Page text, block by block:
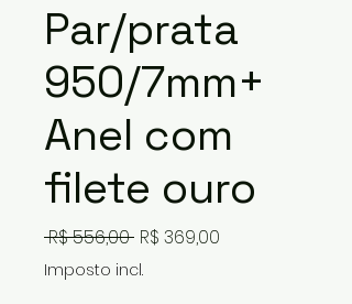
Par/prata
950/7mm+
Anel com
filete ouro
R$ 556,00 Preço
normal
R$ 369,00
Imposto incl.